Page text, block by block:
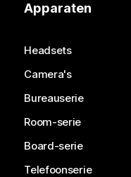
Apparaten
Headsets
Camera's
Bureauserie
Room-serie
Board-serie
Telefoonserie